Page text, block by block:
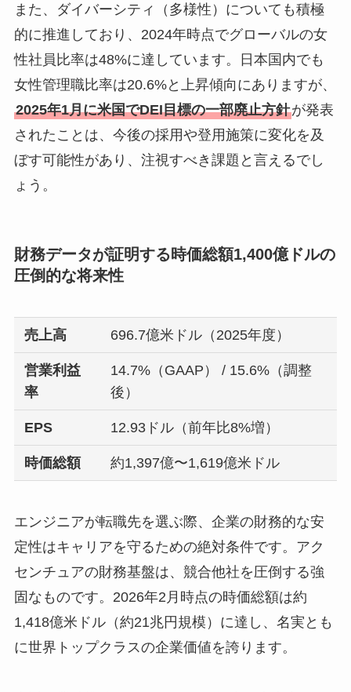
また、ダイバーシティ（多様性）についても積極
的に推進しており、2024年時点でグローバルの女
性社員比率は48%に達しています。日本国内でも
女性管理職比率は20.6%と上昇傾向にありますが、
2025年1月に米国でDEI目標の一部廃止方針が発表
されたことは、今後の採用や登用施策に変化を及
ぼす可能性があり、注視すべき課題と言えるでし
ょう。
財務データが証明する時価総額1,400億ドルの
圧倒的な将来性
売上高 696.7億米ドル（2025年度）
営業利益
率
14.7%（GAAP） / 15.6%（調整
後）
EPS 12.93ドル（前年比8%増）
時価総額 約1,397億〜1,619億米ドル
エンジニアが転職先を選ぶ際、企業の財務的な安
定性はキャリアを守るための絶対条件です。アク
センチュアの財務基盤は、競合他社を圧倒する強
固なものです。2026年2月時点の時価総額は約
1,418億米ドル（約21兆円規模）に達し、名実とも
に世界トップクラスの企業価値を誇ります。